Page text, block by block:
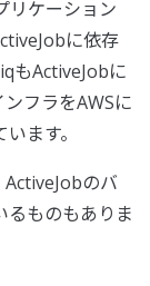
リケーション
に依存
もActiveJobに
フラをAWSに
ます。
のバ
ものもありま